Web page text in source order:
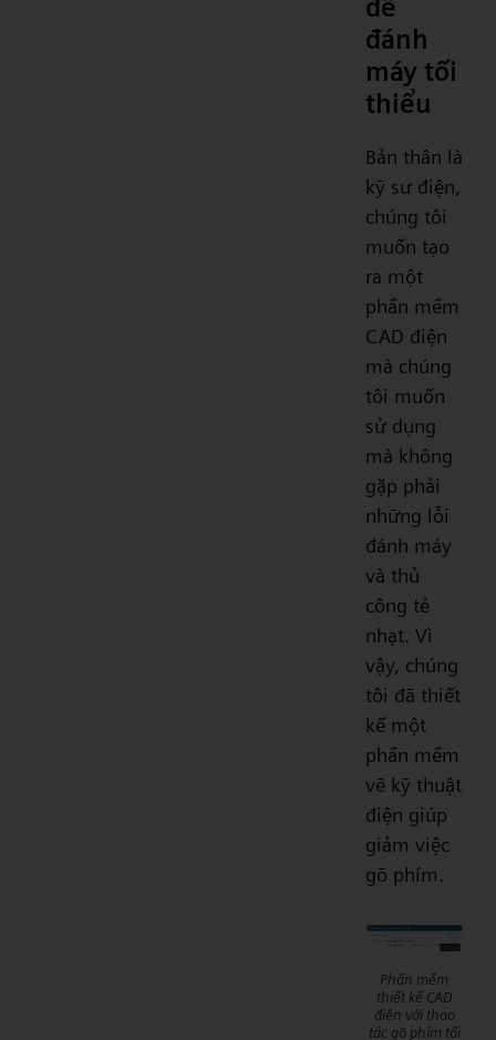
để
đánh
máy tối
thiểu
Bản thân là
kỹ sư điện,
chúng tôi
muốn tạo
ra một
phần mềm
CAD điện
mà chúng
tôi muốn
sử dụng
mà không
gặp phải
những lỗi
đánh máy
và thủ
công tẻ
nhạt. Vì
vậy, chúng
tôi đã thiết
kế một
phần mềm
vẽ kỹ thuật
điện giúp
giảm việc
gõ phím.
Phần mềm
thiết kế CAD
điện với thao
tác gõ phím tối